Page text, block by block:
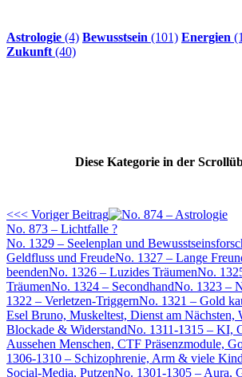
Astrologie (4) Bewusstsein (101) Energien
Zukunft (40)
Diese Kategorie in der
<<< Voriger Beitrag
No. 873 – Lichtfalle ?
No. 1329 – Seelenplan und
Geldfluss und FreudeNo. 1327 – Lange
beendenNo. 1326 – Luzides TräumenNo.
TräumenNo. 1324 – SecondhandNo. 1323 –
1322 – Verletzen-TriggernNo. 1321 – Gold
Esel Bruno, Muskeltest, Dienst am Nächsten,
Blockade & WiderstandNo. 1311-1315 – KI,
Aussehen Menschen, CTF Präsenzmodule,
1306-1310 – Schizophrenie, Arm & viele
Social-Media, PutzenNo. 1301-1305 – Aura,